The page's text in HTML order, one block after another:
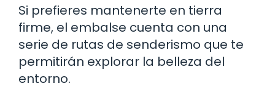
Si prefieres mantenerte en tierra
firme, el embalse cuenta con una
serie de rutas de senderismo que te
permitirán explorar la belleza del
entorno.